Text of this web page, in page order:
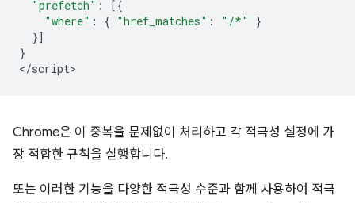
"prefetch" :
[{
"where" : { "href_matches" : "/*"
}
}]
}
</script
Chrome은 이 중복을 문제없이 처리하고 각 적극성 설정에 가
장 적합한 규칙을 실행합니다.
또는 이러한 기능을 다양한 적극성 수준과 함께 사용하여 적극